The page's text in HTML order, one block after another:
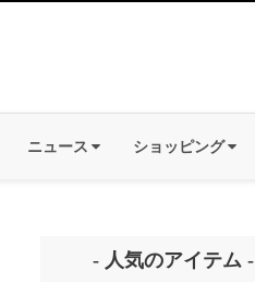
ニュース ショッピング
- 人気のアイテム -